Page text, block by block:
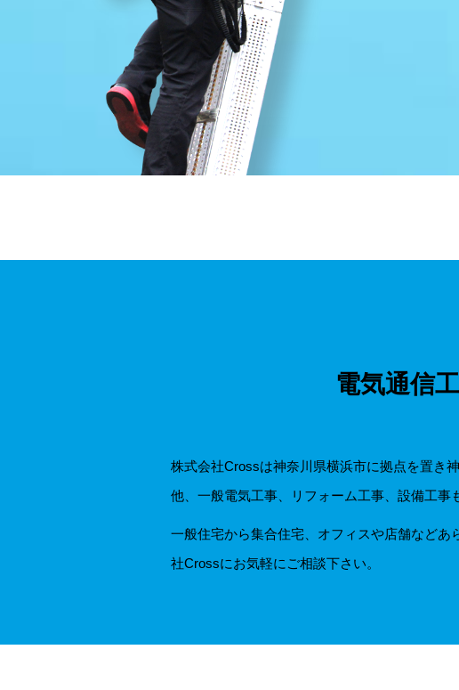
電気通信
株式会社Crossは神奈川県横浜市に拠点を置き
他、一般電気工事、リフォーム工事、設備工事
一般住宅から集合住宅、オフィスや店舗など
社Crossにお気軽にご相談下さい。